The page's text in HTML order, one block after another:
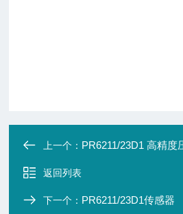
上一个： PR6211/23D1 高精度
返回列表
下一个： PR6211/23D1传感器